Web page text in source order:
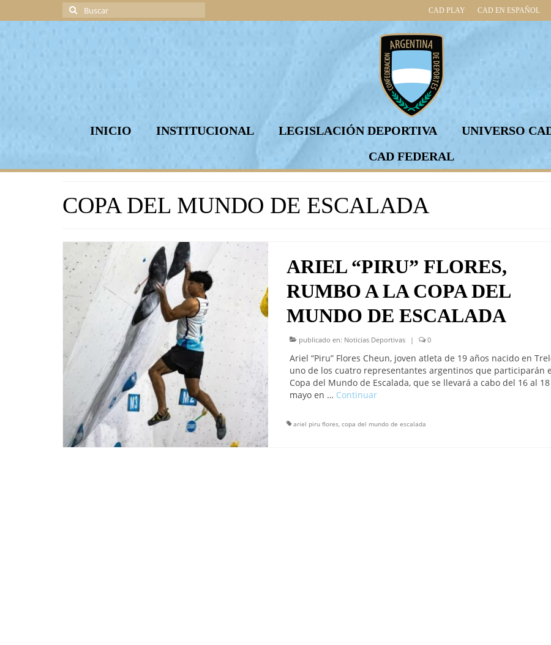
CAD PLAY CAD EN ESPAÑOL
Buscar
por:
INICIO INSTITUCIONAL LEGISLACIÓN DEPORTIVA UNIVERSO
CAD FEDERAL
COPA DEL MUNDO DE ESCALADA
ARIEL “PIRU” FLORES,
RUMBO A LA COPA DEL
MUNDO DE ESCALADA
publicado en: Noticias Deportivas | 0
Ariel “Piru” Flores Cheun, joven atleta de 19 años nacido en
uno de los cuatro representantes argentinos que participarán
Copa del Mundo de Escalada, que se llevará a cabo del 16 al
mayo en … Continuar
ariel piru flores, copa del mundo de escalada